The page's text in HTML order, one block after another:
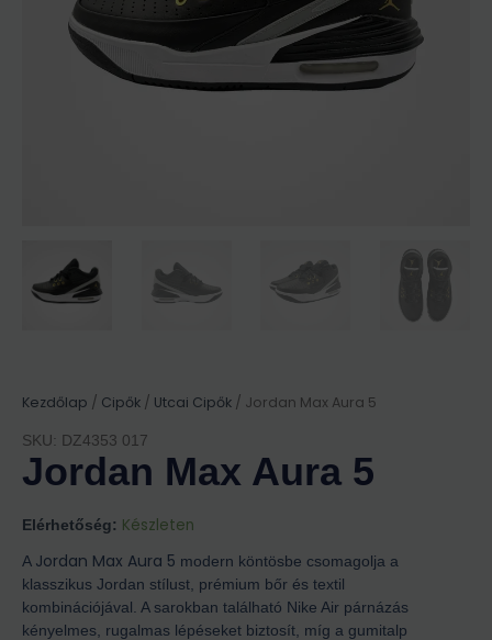
Kezdőlap / Cipők / Utcai Cipők / Jordan Max Aura 5
SKU: DZ4353 017
Jordan Max Aura 5
Elérhetőség: Készleten
A Jordan Max Aura 5 modern köntösbe csomagolja a
klasszikus Jordan stílust, prémium bőr és textil
kombinációjával. A sarokban található Nike Air párnázás
kényelmes, rugalmas lépéseket biztosít, míg a gumitalp